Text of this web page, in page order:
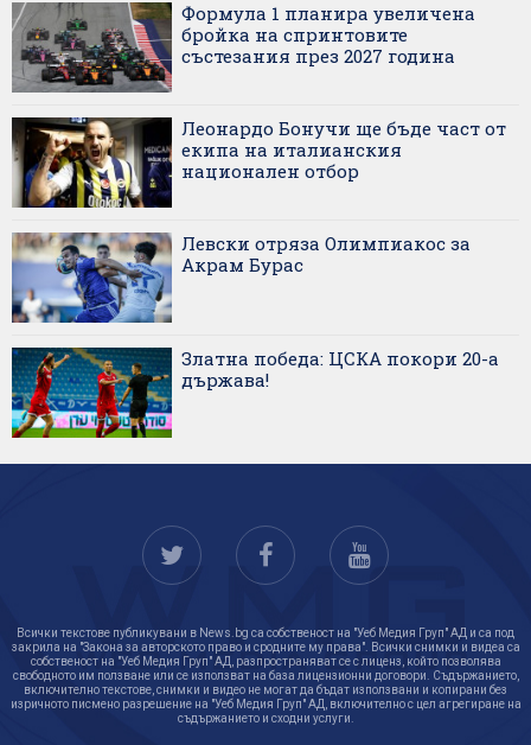
Формула 1 планира увеличена
бройка на спринтовите
състезания през 2027 година
Леонардо Бонучи ще бъде част от
екипа на италианския
национален отбор
Левски отряза Олимпиакос за
Акрам Бурас
Златна победа: ЦСКА покори 20-а
държава!
Всички текстове публикувани в News.bg са собственост на "Уеб Медия Груп" АД и са под
закрила на "Закона за авторското право и сродните му права". Всички снимки и видеа са
собственост на "Уеб Медия Груп" АД, разпространяват се с лиценз, който позволява
свободното им ползване или се използват на база лицензионни договори. Съдържанието,
включително текстове, снимки и видео не могат да бъдат използвани и копирани без
изричното писмено разрешение на "Уеб Медия Груп" АД, включително с цел агрегиране на
съдържанието и сходни услуги.